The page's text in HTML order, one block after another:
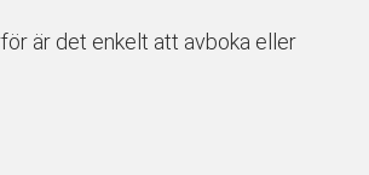
är det enkelt att avboka eller